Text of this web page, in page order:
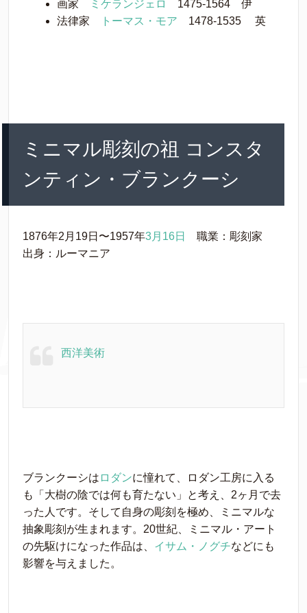
画家 ミケランジェロ
1475-1564 伊
法律家
トーマス・モア 1478-1535 英
ミニマル彫刻の祖 コンスタ
ンティン・ブランクーシ
1876年2月19日〜1957年3月16日
職業：彫刻家
出身：ルーマニア
西洋美術
ブランクーシは ロダンに憧れて、ロダン工房に入る
も「大樹の陰では何も育たない」と考え、2ヶ月で去
った人です。そして自身の彫刻を極め、ミニマルな
抽象彫刻が生まれます。20世紀、ミニマル・アート
の先駆けになった作品は、 イサム・ノグチなどにも
影響を与えました。